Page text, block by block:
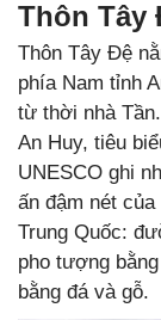
Thôn Tây
Thôn Tây Đệ
phía Nam tỉnh
từ thời nhà
An Huy, tiêu
UNESCO ghi
ấn đậm nét
Trung Quốc:
pho tượng
bằng đá và gỗ.